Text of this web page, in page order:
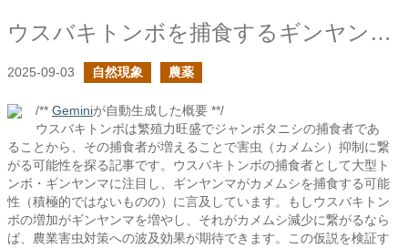
ウスバキトンボを捕食するギンヤンマはカメムシも捕食する？
2025-09-03 自然現象 農薬
/** Geminiが自動生成した概要 **/
ウスバキトンボは繁殖力旺盛でジャンボタニシの捕食者であ
ることから、その捕食者が増えることで害虫（カメムシ）抑制に繋
がる可能性を探る記事です。ウスバキトンボの捕食者として大型ト
ンボ・ギンヤンマに注目し、ギンヤンマがカメムシを捕食する可能
性（積極的ではないものの）に言及しています。もしウスバキトン
ボの増加がギンヤンマを増やし、それがカメムシ減少に繋がるなら
ば、農業害虫対策への波及効果が期待できます。この仮説を検証す